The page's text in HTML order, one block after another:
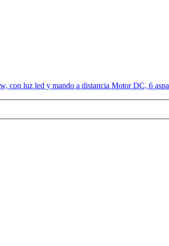
con luz led y mando a distancia Motor DC, 6